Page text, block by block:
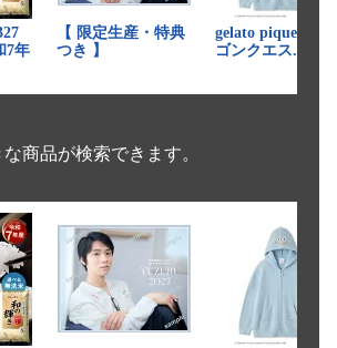
商品が検索できます。